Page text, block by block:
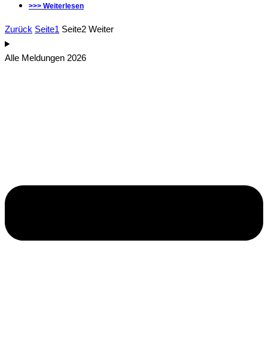
>>> Weiterlesen
Zurück Seite1 Seite2 Weiter
Alle Meldungen 2026